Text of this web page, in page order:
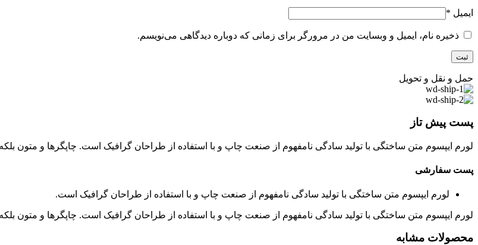
ایمیل *
ذخیره نام، ایمیل و وبسایت من در مرورگر برای زمانی که دوباره دیدگاهی می‌نویسم.
حمل و نقل و تحویل
پست پیش تاز
لورم ایپسوم متن ساختگی با تولید سادگی نامفهوم از صنعت چاپ و با استفاده از طراحان گرافیک است. چاپگرها و متون
پست سفارشی
لورم ایپسوم متن ساختگی با تولید سادگی نامفهوم از صنعت چاپ و با استفاده از طراحان گرافیک است.
لورم ایپسوم متن ساختگی با تولید سادگی نامفهوم از صنعت چاپ و با استفاده از طراحان گرافیک است. چاپگرها و متون
محصولات مشابه